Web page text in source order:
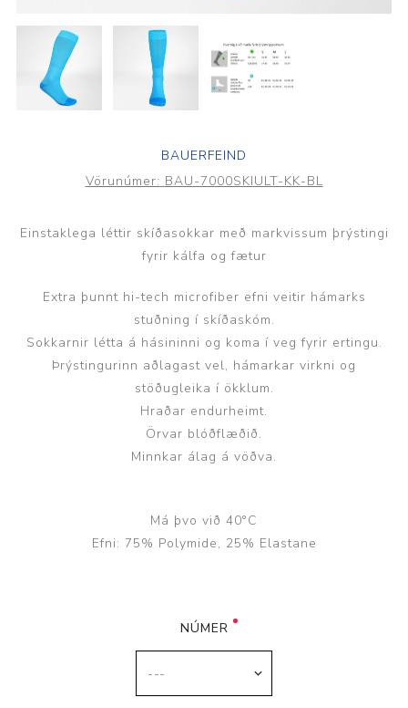
BAUERFEIND
Vörunúmer: BAU-7000SKIULT-KK-BL
Einstaklega léttir skíðasokkar með markvissum þrýstingi
fyrir kálfa og fætur
Extra þunnt hi-tech microfiber efni veitir hámarks
stuðning í skíðaskóm.
Sokkarnir létta á hásininni og koma í veg fyrir ertingu.
Þrýstingurinn aðlagast vel, hámarkar virkni og
stöðugleika í ökklum.
Hraðar endurheimt.
Örvar blóðflæðið.
Minnkar álag á vöðva.
Má þvo við 40°C
Efni: 75% Polymide, 25% Elastane
NÚMER